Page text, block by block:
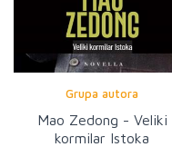
Grupa autora
Mao Zedong - Veliki
kormilar Istoka